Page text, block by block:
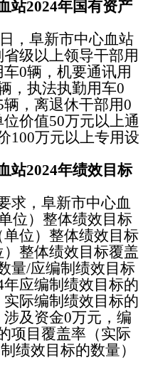
2024年国有资产
，阜新市中心血站
级以上领导干部用
0辆，机要通讯用
，执法执勤用车0
，离退休干部用0
价值50万元以上通
100万元以上专用设
2024年绩效目标
，阜新市中心血
位）整体绩效目标
位）整体绩效目标
整体绩效目标覆盖
量/应编制绩效目标
应编制绩效目标的
际编制绩效目标的
及资金0万元，编
项目覆盖率（实际
绩效目标的数量）